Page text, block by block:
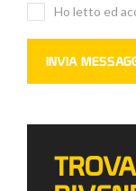
Ho letto ed